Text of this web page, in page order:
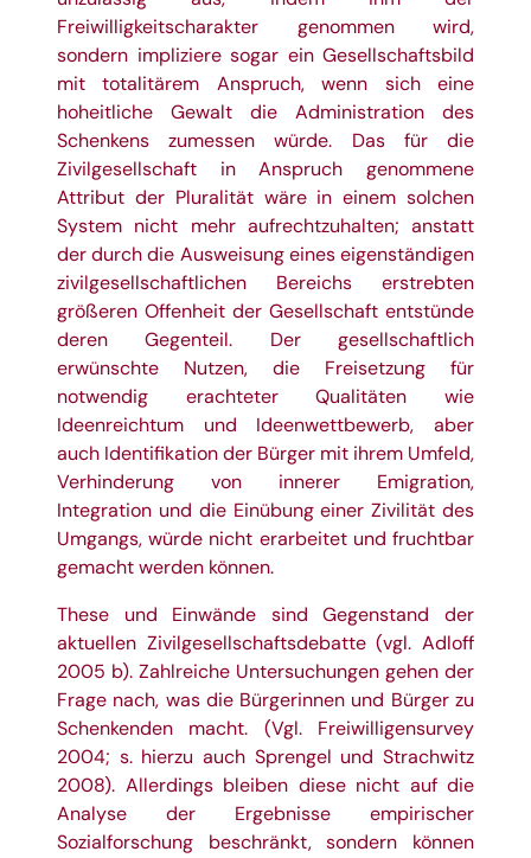
Freiwilligkeitscharakter genommen wird,
sondern impliziere sogar ein Gesellschaftsbild
mit totalitärem Anspruch, wenn sich eine
hoheitliche Gewalt die Administration des
Schenkens zumessen würde. Das für die
Zivilgesellschaft in Anspruch genommene
Attribut der Pluralität wäre in einem solchen
System nicht mehr aufrechtzuhalten; anstatt
der durch die Ausweisung eines eigenständigen
zivilgesellschaftlichen Bereichs erstrebten
größeren Offenheit der Gesellschaft entstünde
deren Gegenteil. Der gesellschaftlich
erwünschte Nutzen, die Freisetzung für
notwendig erachteter Qualitäten wie
Ideenreichtum und Ideenwettbewerb, aber
auch Identifikation der Bürger mit ihrem Umfeld,
Verhinderung von innerer Emigration,
Integration und die Einübung einer Zivilität des
Umgangs, würde nicht erarbeitet und fruchtbar
gemacht werden können.
These und Einwände sind Gegenstand der
aktuellen Zivilgesellschaftsdebatte (vgl. Adloff
2005 b). Zahlreiche Untersuchungen gehen der
Frage nach, was die Bürgerinnen und Bürger zu
Schenkenden macht. (Vgl. Freiwilligensurvey
2004; s. hierzu auch Sprengel und Strachwitz
2008). Allerdings bleiben diese nicht auf die
Analyse der Ergebnisse empirischer
Sozialforschung beschränkt, sondern können